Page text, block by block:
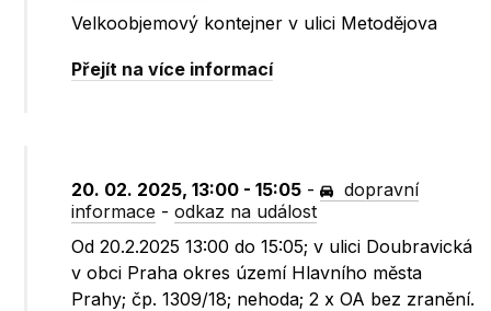
Velkoobjemový kontejner v ulici Metodějova
Přejít na více informací
20. 02. 2025, 13:00 - 15:05 -
dopravní
informace -odkaz na událost
Od 20.2.2025 13:00 do 15:05; v ulici Doubravická
v obci Praha okres území Hlavního města
Prahy; čp. 1309/18; nehoda; 2 x OA bez zranění.